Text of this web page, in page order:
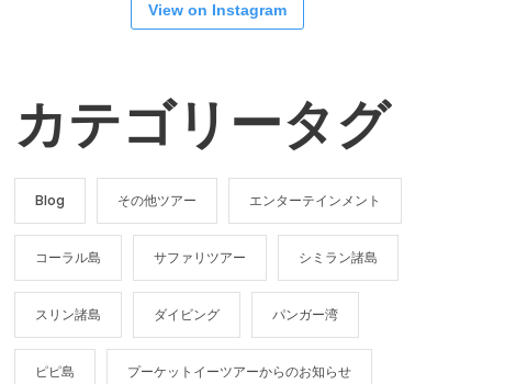
View on Instagram
カテゴリータグ
Blog その他ツアー エンターテインメント
コーラル島 サファリツアー シミラン諸島
スリン諸島 ダイビング パンガー湾
ピピ島 プーケットイーツアーからのお知らせ